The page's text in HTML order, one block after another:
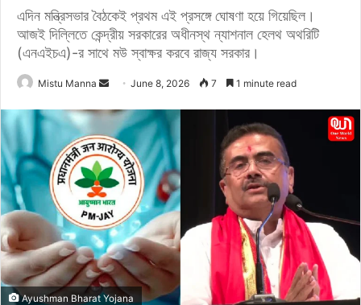
এদিন মন্ত্রিসভার বৈঠকেই প্রথম এই প্রসঙ্গে ঘোষণা হয়ে গিয়েছিল।
আজই দিল্লিতে কেন্দ্রীয় সরকারের অধীনস্থ ন্যাশনাল হেল‌থ অথরিটি
(এনএইচএ)-র সাথে মউ স্বাক্ষর করবে রাজ্য সরকার।
Mistu Manna
d
a
n
e
m
a
i
l
June 8, 2026 7 1 minute read
Ayushman Bharat Yojana